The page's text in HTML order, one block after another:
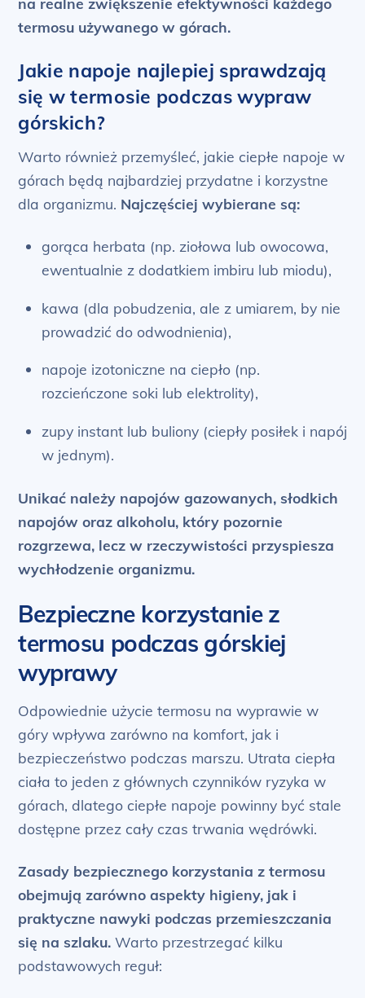
termosu używanego w górach.
Jakie napoje najlepiej sprawdzają
się w termosie podczas wypraw
górskich?
Warto również przemyśleć, jakie ciepłe napoje w
górach będą najbardziej przydatne i korzystne
dla organizmu. Najczęściej wybierane są:
gorąca herbata (np. ziołowa lub owocowa,
ewentualnie z dodatkiem imbiru lub miodu),
kawa (dla pobudzenia, ale z umiarem, by nie
prowadzić do odwodnienia),
napoje izotoniczne na ciepło (np.
rozcieńczone soki lub elektrolity),
zupy instant lub buliony (ciepły posiłek i napój
w jednym).
Unikać należy napojów gazowanych, słodkich
napojów oraz alkoholu, który pozornie
rozgrzewa, lecz w rzeczywistości przyspiesza
wychłodzenie organizmu.
Bezpieczne korzystanie z
termosu podczas górskiej
wyprawy
Odpowiednie użycie termosu na wyprawie w
góry wpływa zarówno na komfort, jak i
bezpieczeństwo podczas marszu. Utrata ciepła
ciała to jeden z głównych czynników ryzyka w
górach, dlatego ciepłe napoje powinny być stale
dostępne przez cały czas trwania wędrówki.
Zasady bezpiecznego korzystania z termosu
obejmują zarówno aspekty higieny, jak i
praktyczne nawyki podczas przemieszczania
się na szlaku. Warto przestrzegać kilku
podstawowych reguł: